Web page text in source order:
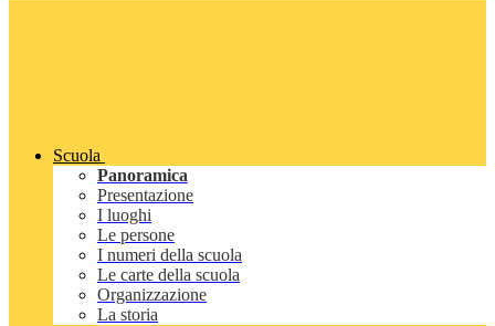
Scuola
Panoramica
Presentazione
I luoghi
Le persone
I numeri della scuola
Le carte della scuola
Organizzazione
La storia